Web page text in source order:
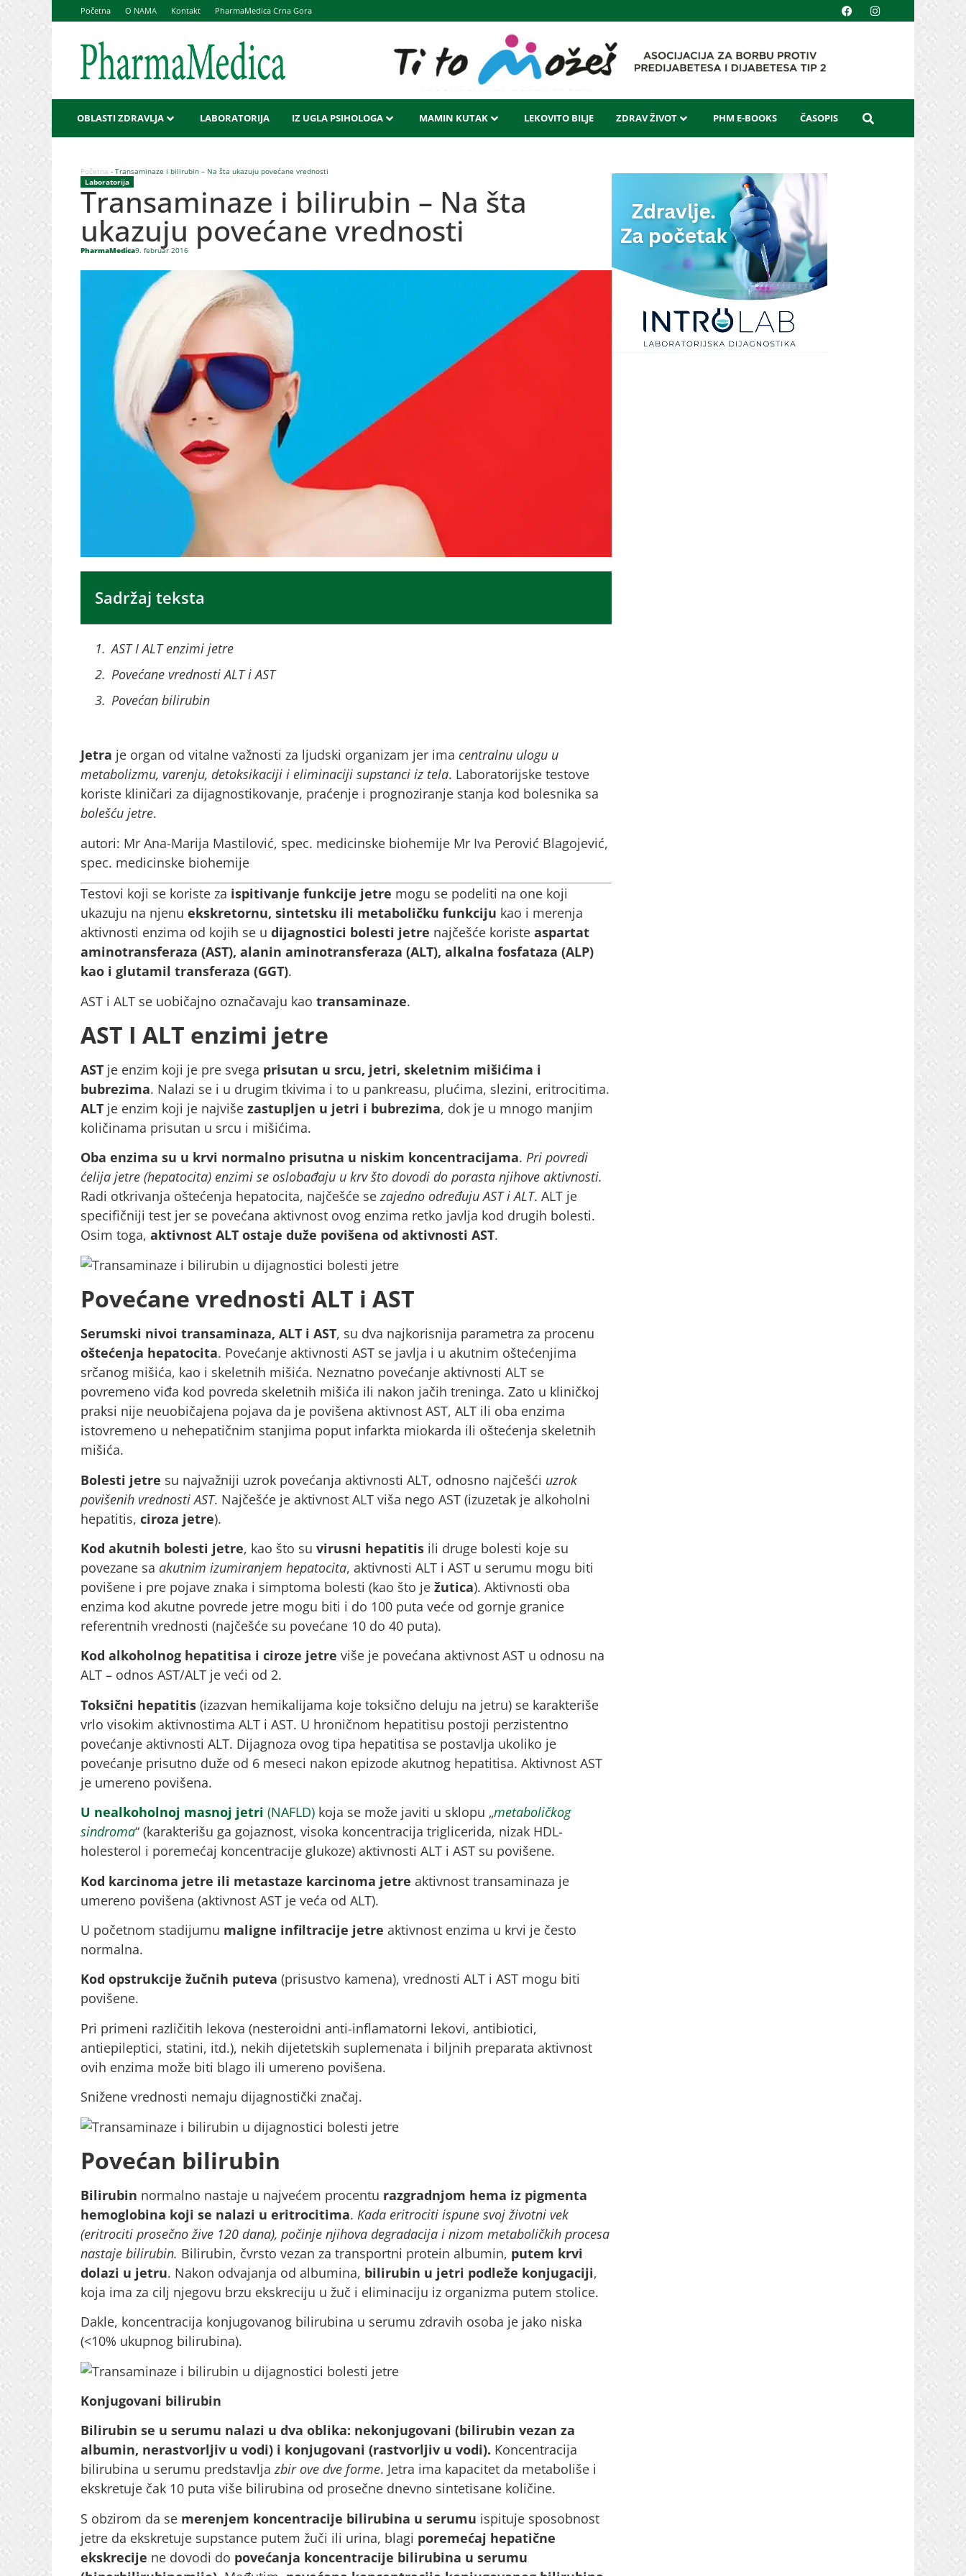
Početna O NAMA Kontakt PharmaMedica Crna Gora
OBLASTI ZDRAVLJA LABORATORIJA IZ UGLA PSIHOLOGA MAMIN KUTAK LEKOVITO BILJE ZDRAV ŽIVOT PHM E-BOOKS ČASOPIS
Početna - Transaminaze i bilirubin – Na šta ukazuju povećane vrednosti
Laboratorija
Transaminaze i bilirubin – Na šta
ukazuju povećane vrednosti
PharmaMedica9. februar 2016
Sadržaj teksta
AST I ALT enzimi jetre
Povećane vrednosti ALT i AST
Povećan bilirubin
Jetra je organ od vitalne važnosti za ljudski organizam jer ima centralnu ulogu u
metabolizmu, varenju, detoksikaciji i eliminaciji supstanci iz tela. Laboratorijske testove
koriste kliničari za dijagnostikovanje, praćenje i prognoziranje stanja kod bolesnika sa
bolešću jetre.
autori: Mr Ana-Marija Mastilović, spec. medicinske biohemije Mr Iva Perović Blagojević,
spec. medicinske biohemije
Testovi koji se koriste za ispitivanje funkcije jetre mogu se podeliti na one koji
ukazuju na njenu ekskretornu, sintetsku ili metaboličku funkciju kao i merenja
aktivnosti enzima od kojih se u dijagnostici bolesti jetre najčešće koriste aspartat
aminotransferaza (AST), alanin aminotransferaza (ALT), alkalna fosfataza (ALP)
kao i glutamil transferaza (GGT).
AST i ALT se uobičajno označavaju kao transaminaze.
AST I ALT enzimi jetre
AST je enzim koji je pre svega prisutan u srcu, jetri, skeletnim mišićima i
bubrezima. Nalazi se i u drugim tkivima i to u pankreasu, plućima, slezini, eritrocitima.
ALT je enzim koji je najviše zastupljen u jetri i bubrezima, dok je u mnogo manjim
količinama prisutan u srcu i mišićima.
Oba enzima su u krvi normalno prisutna u niskim koncentracijama. Pri povredi
ćelija jetre (hepatocita) enzimi se oslobađaju u krv što dovodi do porasta njihove aktivnosti.
Radi otkrivanja oštećenja hepatocita, najčešće sezajedno određuju AST i ALT. ALT je
specifičniji test jer se povećana aktivnost ovog enzima retko javlja kod drugih bolesti.
Osim toga, aktivnost ALT ostaje duže povišena od aktivnosti AST.
Povećane vrednosti ALT i AST
Serumski nivoi transaminaza, ALT i AST, su dva najkorisnija parametra za procenu
oštećenja hepatocita. Povećanje aktivnosti AST se javlja i u akutnim oštećenjima
srčanog mišića, kao i skeletnih mišića. Neznatno povećanje aktivnosti ALT se
povremeno viđa kod povreda skeletnih mišića ili nakon jačih treninga. Zato u kliničkoj
praksi nije neuobičajena pojava da je povišena aktivnost AST, ALT ili oba enzima
istovremeno u nehepatičnim stanjima poput infarkta miokarda ili oštećenja skeletnih
mišića.
Bolesti jetre su najvažniji uzrok povećanja aktivnosti ALT, odnosno najčešći uzrok
povišenih vrednosti AST. Najčešće je aktivnost ALT viša nego AST (izuzetak je alkoholni
hepatitis, ciroza jetre).
Kod akutnih bolesti jetre, kao što su virusni hepatitis ili druge bolesti koje su
povezane sa akutnim izumiranjem hepatocita, aktivnosti ALT i AST u serumu mogu biti
povišene i pre pojave znaka i simptoma bolesti (kao što je žutica). Aktivnosti oba
enzima kod akutne povrede jetre mogu biti i do 100 puta veće od gornje granice
referentnih vrednosti (najčešće su povećane 10 do 40 puta).
Kod alkoholnog hepatitisa i ciroze jetre više je povećana aktivnost AST u odnosu na
ALT – odnos AST/ALT je veći od 2.
Toksični hepatitis (izazvan hemikalijama koje toksično deluju na jetru) se karakteriše
vrlo visokim aktivnostima ALT i AST. U hroničnom hepatitisu postoji perzistentno
povećanje aktivnosti ALT. Dijagnoza ovog tipa hepatitisa se postavlja ukoliko je
povećanje prisutno duže od 6 meseci nakon epizode akutnog hepatitisa. Aktivnost AST
je umereno povišena.
U nealkoholnoj masnoj jetri (NAFLD) koja se može javiti u sklopu „metaboličkog
sindroma“ (karakterišu ga gojaznost, visoka koncentracija triglicerida, nizak HDL-
holesterol i poremećaj koncentracije glukoze) aktivnosti ALT i AST su povišene.
Kod karcinoma jetre ili metastaze karcinoma jetre aktivnost transaminaza je
umereno povišena (aktivnost AST je veća od ALT).
U početnom stadijumu maligne infiltracije jetre aktivnost enzima u krvi je često
normalna.
Kod opstrukcije žučnih puteva (prisustvo kamena), vrednosti ALT i AST mogu biti
povišene.
Pri primeni različitih lekova (nesteroidni anti-inflamatorni lekovi, antibiotici,
antiepileptici, statini, itd.), nekih dijetetskih suplemenata i biljnih preparata aktivnost
ovih enzima može biti blago ili umereno povišena.
Snižene vrednosti nemaju dijagnostički značaj.
Povećan bilirubin
Bilirubin normalno nastaje u najvećem procentu razgradnjom hema iz pigmenta
hemoglobina koji se nalazi u eritrocitima. Kada eritrociti ispune svoj životni vek
(eritrociti prosečno žive 120 dana), počinje njihova degradacija i nizom metaboličkih procesa
nastaje bilirubin. Bilirubin, čvrsto vezan za transportni protein albumin, putem krvi
dolazi u jetru. Nakon odvajanja od albumina, bilirubin u jetri podleže konjugaciji,
koja ima za cilj njegovu brzu ekskreciju u žuč i eliminaciju iz organizma putem stolice.
Dakle, koncentracija konjugovanog bilirubina u serumu zdravih osoba je jako niska
(<10% ukupnog bilirubina).
Konjugovani bilirubin
Bilirubin se u serumu nalazi u dva oblika: nekonjugovani (bilirubin vezan za
albumin, nerastvorljiv u vodi) i konjugovani (rastvorljiv u vodi). Koncentracija
bilirubina u serumu predstavljazbir ove dve forme. Jetra ima kapacitet da metaboliše i
ekskretuje čak 10 puta više bilirubina od prosečne dnevno sintetisane količine.
S obzirom da se merenjem koncentracije bilirubina u serumu ispituje sposobnost
jetre da ekskretuje supstance putem žuči ili urina, blagi poremećaj hepatične
ekskrecije ne dovodi do povećanja koncentracije bilirubina u serumu